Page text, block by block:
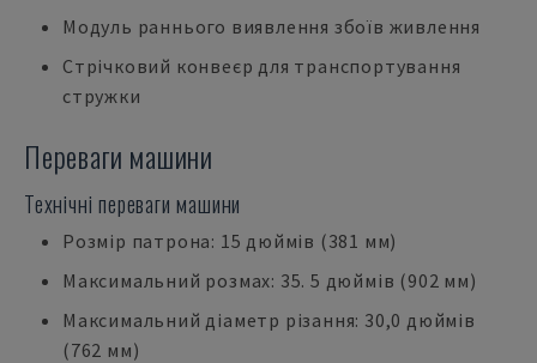
Модуль раннього виявлення збоїв живлення
Стрічковий конвеєр для транспортування
стружки
Переваги машини
Технічні переваги машини
Розмір патрона: 15 дюймів (381 мм)
Максимальний розмах: 35. 5 дюймів (902 мм)
Максимальний діаметр різання: 30,0 дюймів
(762 мм)